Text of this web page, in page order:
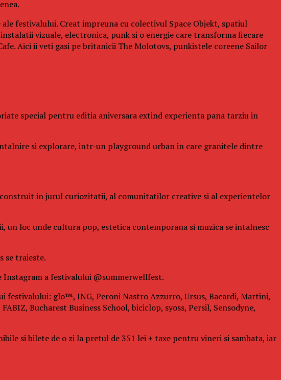
festivalului. Creat impreuna cu colectivul Space Objekt, spatiul
vizuale, electronica, punk si o energie care transforma fiecare
Aici ii veti gasi pe britanicii The Molotovs, punkistele coreene Sailor
special pentru editia aniversara extind experienta pana tarziu in
si explorare, intr-un playground urban in care granitele dintre
in jurul curiozitatii, al comunitatilor creative si al experientelor
loc unde cultura pop, estetica contemporana si muzica se intalnesc
se traieste.
Instagram a festivalului @summerwellfest.
festivalului: glo™, ING, Peroni Nastro Azzurro, Ursus, Bacardi, Martini,
Bucharest Business School, biciclop, syoss, Persil, Sensodyne,
si bilete de o zi la pretul de 351 lei + taxe pentru vineri si sambata, iar